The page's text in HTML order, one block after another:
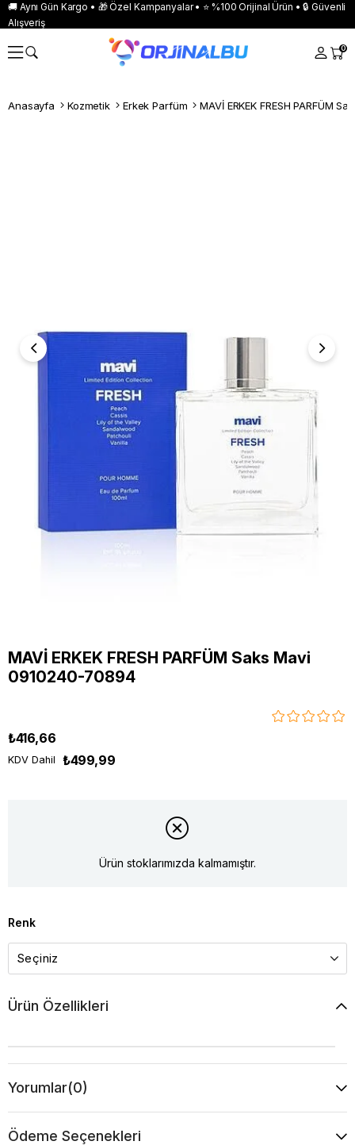
🚚 Aynı Gün Kargo • 🎁 Özel Kampanyalar • ⭐ %100 Orijinal Ürün • 🔒 Güvenli
Alışveriş
0
Anasayfa Kozmetik Erkek Parfüm MAVİ ERKEK FRESH PARFÜM
MAVİ ERKEK FRESH PARFÜM Saks Mavi
0910240-70894
₺416,66
KDV Dahil ₺499,99
Ürün stoklarımızda kalmamıştır.
Renk
Ürün Özellikleri
Yorumlar(0)
Ödeme Seçenekleri